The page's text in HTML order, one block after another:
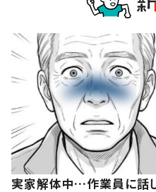
実家解体中…作業員に話